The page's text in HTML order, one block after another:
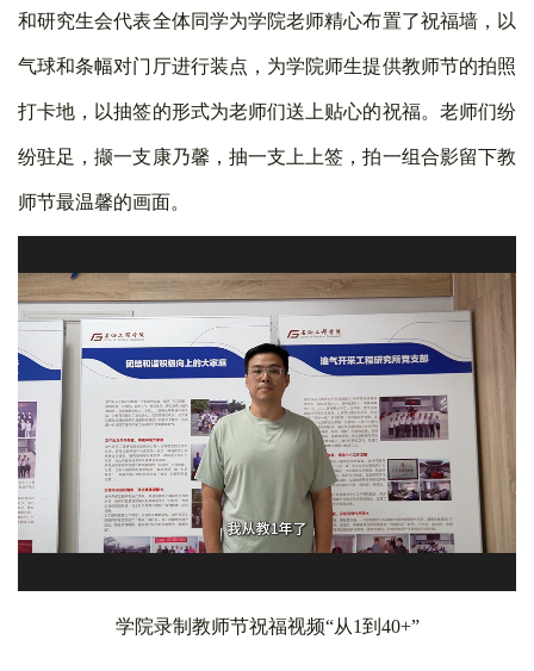
和研究生会代表全体同学为学院老师精心布置了祝福墙，以
气球和条幅对门厅进行装点，为学院师生提供教师节的拍照
打卡地，以抽签的形式为老师们送上贴心的祝福。老师们纷
纷驻足，撷一支康乃馨，抽一支上上签，拍一组合影留下教
师节最温馨的画面。
学院录制教师节祝福视频“从1到 40+”